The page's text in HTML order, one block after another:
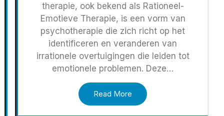
therapie, ook bekend als Rationeel-
Emotieve Therapie, is een vorm van
psychotherapie die zich richt op het
identificeren en veranderen van
irrationele overtuigingen die leiden tot
emotionele problemen. Deze…
Read More